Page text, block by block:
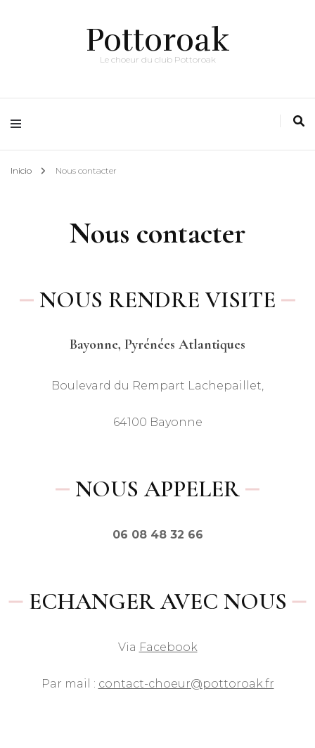
Pottoroak
Le choeur du club Pottoroak
Inicio Nous contacter
Nous contacter
NOUS RENDRE VISITE
Bayonne, Pyrénées Atlantiques
Boulevard du Rempart Lachepaillet,
64100 Bayonne
NOUS APPELER
06 08 48 32 66
ECHANGER AVEC NOUS
Via Facebook
Par mail : contact-choeur@pottoroak.fr